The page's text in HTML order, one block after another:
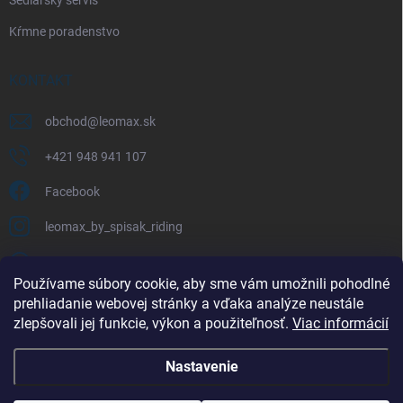
Používame súbory cookie, aby sme vám umožnili pohodlné
prehliadanie webovej stránky a vďaka analýze neustále
zlepšovali jej funkcie, výkon a použiteľnosť. Viac informácií
Nastavenie
Kŕmne poradenstvo
KONTAKT
obchod@ leomax.sk
+421 948 941 107
Facebook
leomax_by_spisak_riding
FACEBOOK